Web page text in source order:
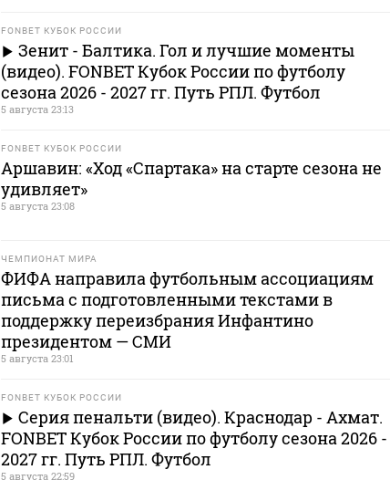
FONBET КУБОК РОССИИ
Зенит - Балтика. Гол и лучшие моменты
(видео). FONBET Кубок России по футболу
сезона 2026 - 2027 гг. Путь РПЛ. Футбол
5 августа 23:13
FONBET КУБОК РОССИИ
Аршавин: «Ход «Спартака» на старте сезона не
удивляет»
5 августа 23:08
ЧЕМПИОНАТ МИРА
ФИФА направила футбольным ассоциациям
письма с подготовленными текстами в
поддержку переизбрания Инфантино
президентом — СМИ
5 августа 23:01
FONBET КУБОК РОССИИ
Серия пенальти (видео). Краснодар - Ахмат.
FONBET Кубок России по футболу сезона 2026 -
2027 гг. Путь РПЛ. Футбол
5 августа 22:59